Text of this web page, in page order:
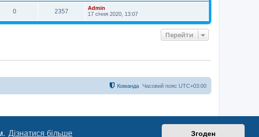
Дізнатися більше Згоден
0 2357
Admin
17 січня 2020, 13:07
Перейти
Часовий пояс UTC+03:00
Команда